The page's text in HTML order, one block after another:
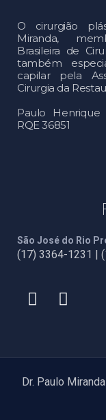
O cirurgião
Miranda,
Brasileira de
também
capilar pela
Cirurgia da
Paulo Henrique
RQE 36851
São José do Rio
(17) 3364-1231 |
Dr. Paulo